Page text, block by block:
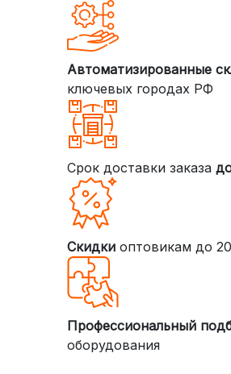
Автоматизированные
ключевых городах РФ
Срок доставки заказа
Скидкиоптовикам до
Профессиональный
оборудования